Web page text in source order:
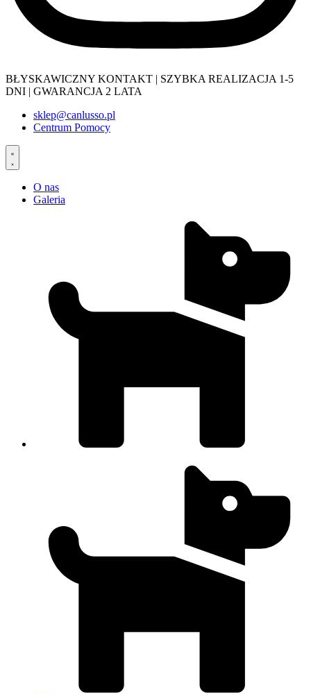
BŁYSKAWICZNY KONTAKT | SZYBKA REALIZACJA 1-5
DNI | GWARANCJA 2 LATA
sklep@canlusso.pl
Centrum Pomocy
O nas
Galeria